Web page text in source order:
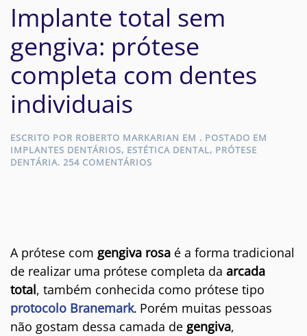
Implante total sem
gengiva: prótese
completa com dentes
individuais
ESCRITO POR ROBERTO MARKARIAN EM . POSTADO EM
IMPLANTES DENTÁRIOS, ESTÉTICA DENTAL, PRÓTESE
DENTÁRIA. 254 COMENTÁRIOS
COM
DENTES
INDIVIDUAIS
A prótese com gengiva rosa é a forma tradicional
de realizar uma prótese completa da arcada
total, também conhecida como prótese tipo
protocolo Branemark. Porém muitas pessoas
não gostam dessa camada de gengiva,